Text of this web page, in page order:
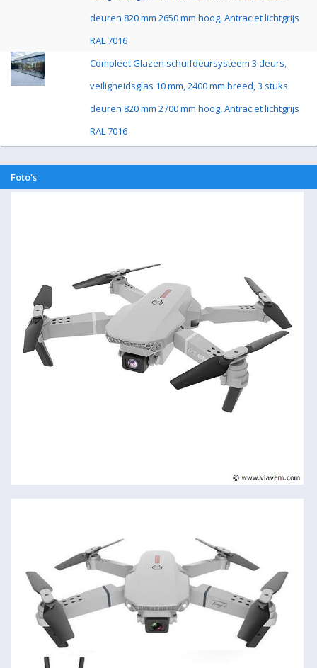
deuren 820 mm 2650 mm hoog, Antraciet lichtgrijs
RAL 7016
Compleet Glazen schuifdeursysteem 3 deurs,
veiligheidsglas 10 mm, 2400 mm breed, 3 stuks
deuren 820 mm 2700 mm hoog, Antraciet lichtgrijs
RAL 7016
Foto's